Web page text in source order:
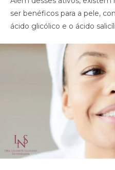
ser benéficos para a pele,
ácido glicólico e o ácido